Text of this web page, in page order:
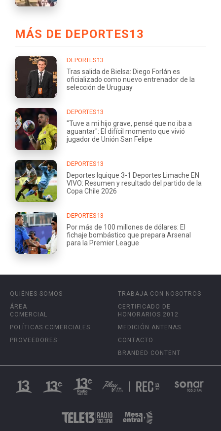
MÁS DE DEPORTES13
DEPORTES13
Tras salida de Bielsa: Diego Forlán es
oficializado como nuevo entrenador de la
selección de Uruguay
DEPORTES13
"Tuve a mi hijo grave, pensé que no iba a
aguantar": El difícil momento que vivió
jugador de Unión San Felipe
DEPORTES13
Deportes Iquique 3-1 Deportes Limache EN
VIVO: Resumen y resultado del partido de la
Copa Chile 2026
DEPORTES13
Por más de 100 millones de dólares: El
fichaje bombástico que prepara Arsenal
para la Premier League
QUIÉNES SOMOS
ÁREA
COMERCIAL
POLÍTICAS COMERCIALES
PROVEEDORES
TRABAJA CON NOSOTROS
CERTIFICADO DE
HONORARIOS 2012
MEDICIÓN ANTENAS
CONTACTO
BRANDED CONTENT